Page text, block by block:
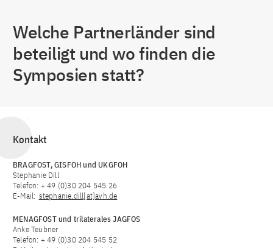
Welche Partnerländer sind
beteiligt und wo finden die
Symposien statt?
Kontakt
BRAGFOST, GISFOH und UKGFOH
Stephanie Dill
Telefon: + 49 (0)30 204 545 26
E-Mail: stephanie.dill[at]avh.de
MENAGFOST und trilaterales JAGFOS
Anke Teubner
Telefon: + 49 (0)30 204 545 52